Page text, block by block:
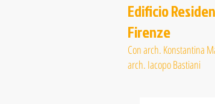
Edificio
Firenze
Con arch. Konstantina
arch. Iacopo Bastiani